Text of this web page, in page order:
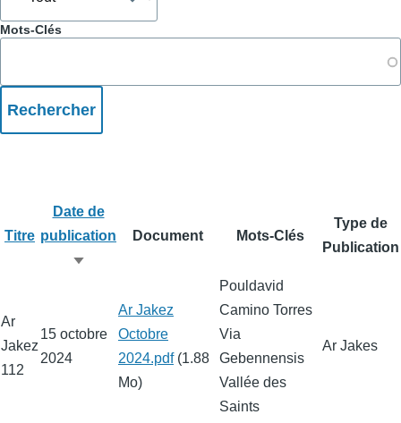
Mots-Clés
Titre
Date de
publication
Trier
croissant
Document Mots-Clés
Type de
Publication
Ar
Jakez
112
15 octobre
2024
Fichier
Ar Jakez
Octobre
2024.pdf (1.88
Mo)
Pouldavid
Camino Torres
Via
Gebennensis
Vallée des
Saints
Ar Jakes